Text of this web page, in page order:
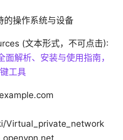
的操作系统与设备
(文本形式，不可点击):
解析、安装与使用指南，
工具
Virtual_private_network